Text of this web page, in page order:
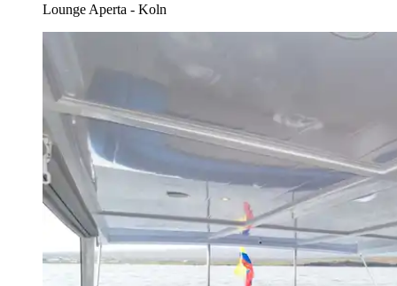
Lounge Aperta - Koln